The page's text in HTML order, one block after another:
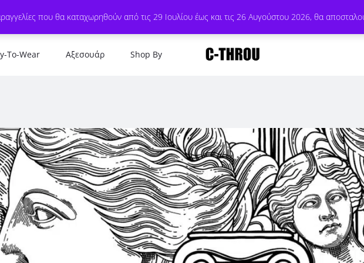
που θα καταχωρηθούν από τις 29 Ιουλίου έως και τις 26 Αυγούστου 2026, θα
To-Wear Αξεσουάρ Shop By